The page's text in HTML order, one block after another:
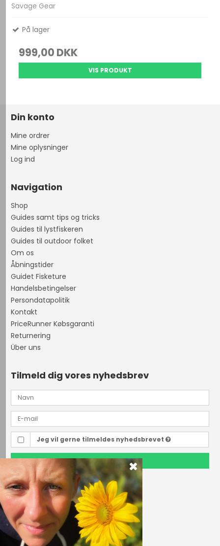
Savage Gear
På lager
999,00 DKK
VIS PRODUKT
Din konto
Mine ordrer
Mine oplysninger
Log ind
Navigation
Shop
Guides samt tips og tricks
Guides til lystfiskeren
Guides til outdoor folket
Om os
Åbningstider
Guidet Fisketure
Handelsbetingelser
Persondatapolitik
Kontakt
PriceRunner Købsgaranti
Returnering
Über uns
Tilmeld dig vores nyhedsbrev
Jeg vil gerne tilmeldes nyhedsbrevet
TILMELD
Outdoor i Centrum
Perlegade 44
6400 Sønderborg, Danmark
Telefonnr.